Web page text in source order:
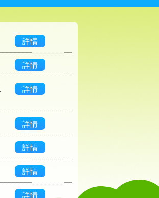
詳情
詳情
詳情
詳情
詳情
詳情
詳情